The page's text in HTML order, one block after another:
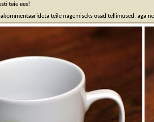
teie ees!
teile nägemiseks osad tellimused, aga